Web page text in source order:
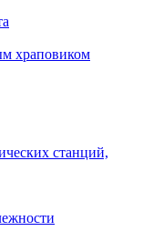
храповиком
станций,